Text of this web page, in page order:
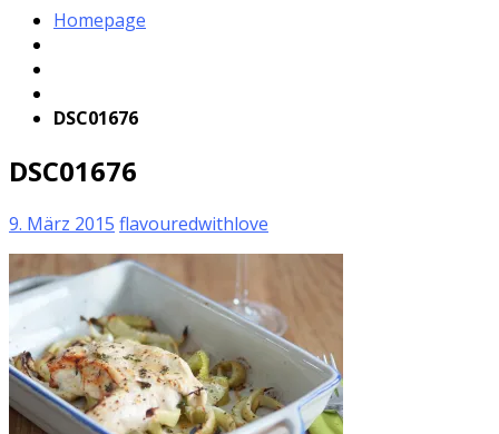
Homepage
DSC01676
DSC01676
9. März 2015 flavouredwithlove